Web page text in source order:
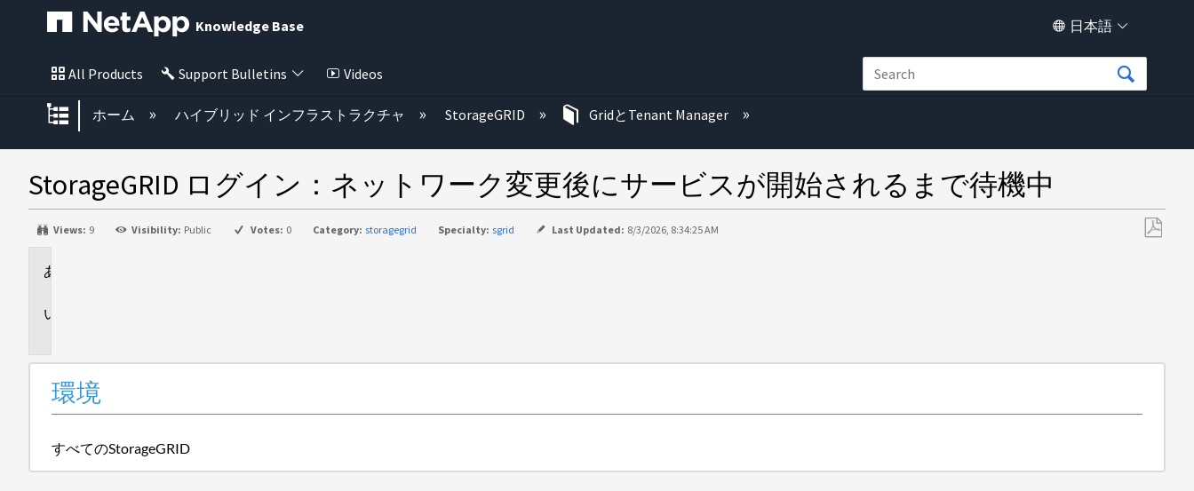
Knowledge Base 日本語
All Products Support Bulletins Videos
グローバル階層を展開/折りたたむ
ホーム ハイブリッド インフラストラクチャ StorageGRID GridとTenant Manager
StorageGRID ログイン：ネットワーク変更後にサービスが開始されるまで待機中
Views: 9 Visibility: Public Votes: 0 Category: storagegrid Specialty: sgrid Last Updated: 8/3/2026, 8:34:25 AM
環境
すべてのStorageGRID